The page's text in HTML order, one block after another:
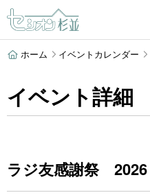
ホーム イベントカレンダー
イベント詳細
ラジ友感謝祭 2026